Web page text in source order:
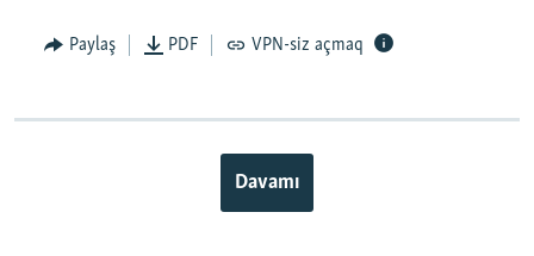
Paylaş PDF VPN-siz açmaq
Davamı